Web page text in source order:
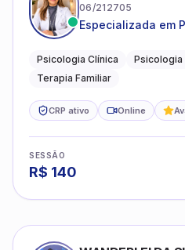
06/212705
Especializada em
famílias
Psicologia Clínica
Psicologia
Terapia Familiar
CRP ativo Online
SESSÃO
R$ 140